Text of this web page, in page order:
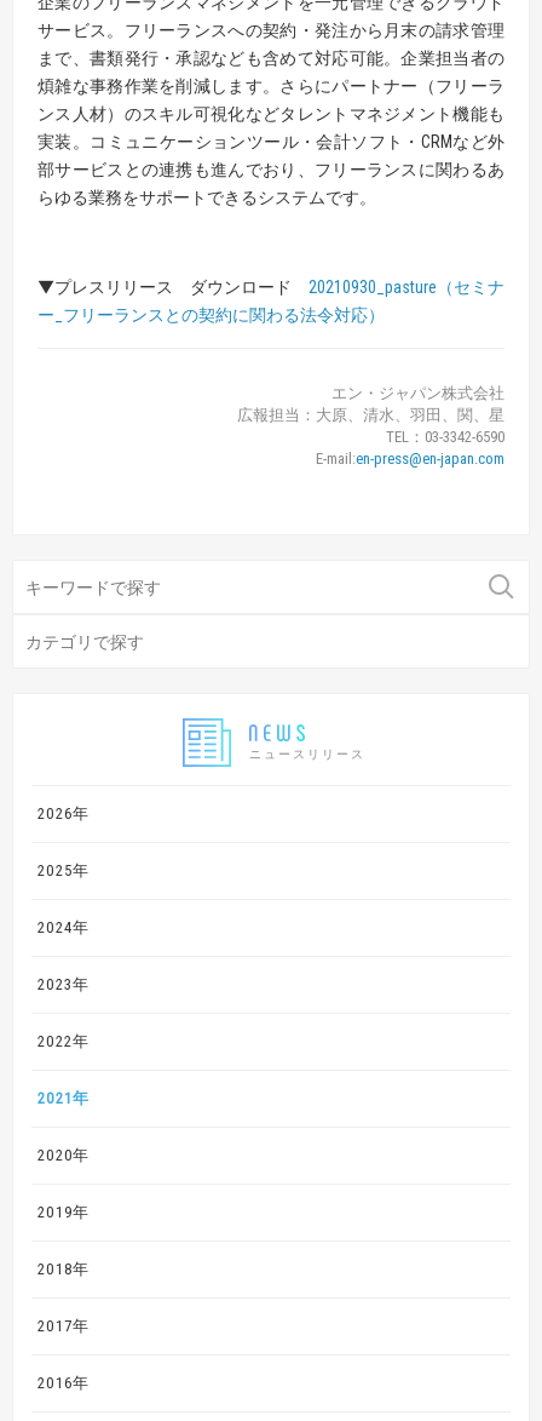
ニュースリリース
2026年
2025年
2024年
2023年
2022年
2021年
2020年
2019年
2018年
2017年
2016年
サービス。フリーランスへの契約・発注から月末の請求管理
まで、書類発行・承認なども含めて対応可能。企業担当者の
煩雑な事務作業を削減します。さらにパートナー（フリーラ
ンス人材）のスキル可視化などタレントマネジメント機能も
実装。コミュニケーションツール・会計ソフト・CRMなど外
部サービスとの連携も進んでおり、フリーランスに関わるあ
らゆる業務をサポートできるシステムです。
▼プレスリリース ダウンロード 20210930_pasture（セミナ
ー_フリーランスとの契約に関わる法令対応）
エン・ジャパン株式会社
広報担当：大原、清水、羽田、関、星
TEL：03-3342-6590
E-mail:en-press@en-japan.com